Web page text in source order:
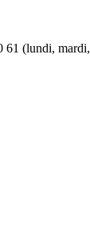
61 (lundi,